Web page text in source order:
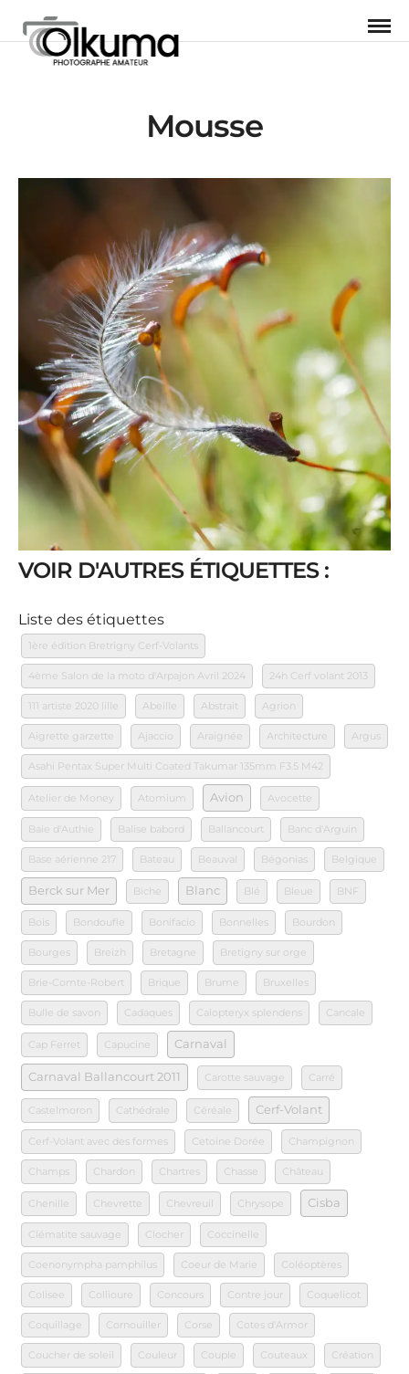
Mousse
VOIR D'AUTRES ÉTIQUETTES :
Liste des étiquettes
1ère édition Bretrigny Cerf-Volants
4ème Salon de la moto d'Arpajon Avril 2024 24h Cerf volant 2013
111 artiste 2020 lille Abeille Abstrait Agrion
Aigrette garzette Ajaccio Araignée Architecture Argus
Asahi Pentax Super Multi Coated Takumar 135mm F3.5 M42
Atelier de Money Atomium Avion Avocette
Baie d'Authie Balise babord Ballancourt Banc d'Arguin
Base aérienne 217 Bateau Beauval Bégonias Belgique
Berck sur Mer Biche Blanc Blé Bleue BNF
Bois Bondoufle Bonifacio Bonnelles Bourdon
Bourges Breizh Bretagne Bretigny sur orge
Brie-Comte-Robert Brique Brume Bruxelles
Bulle de savon Cadaques Calopteryx splendens Cancale
Cap Ferret Capucine Carnaval
Carnaval Ballancourt 2011 Carotte sauvage Carré
Castelmoron Cathédrale Céréale Cerf-Volant
Cerf-Volant avec des formes Cetoine Dorée Champignon
Champs Chardon Chartres Chasse Château
Chenille Chevrette Chevreuil Chrysope Cisba
Clématite sauvage Clocher Coccinelle
Coenonympha pamphilus Coeur de Marie Coléoptères
Colisee Collioure Concours Contre jour Coquelicot
Coquillage Cornouiller Corse Cotes d'Armor
Coucher de soleil Couleur Couple Couteaux Création